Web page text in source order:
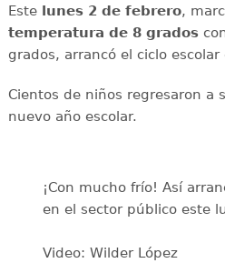
Este lunes 2 de febrero,
temperatura de 8 grados
grados, arrancó el ciclo
Cientos de niños regresaron a
nuevo año escolar.
¡Con mucho frío! Así
en el sector público este
Video: Wilder López